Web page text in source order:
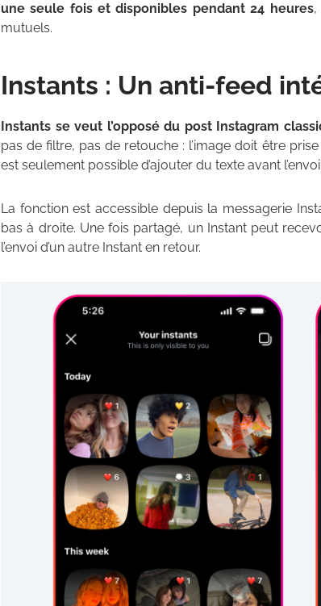
une seule fois et disponibles pendant 24 heures,
mutuels.
Instants : Un anti-feed
Instants se veut l’opposé du post Instagram
pas de filtre, pas de retouche : l’image doit être
est seulement possible d’ajouter du texte avant l’envoi.
La fonction est accessible depuis la messagerie
bas à droite. Une fois partagé, un Instant peut
l’envoi d’un autre Instant en retour.